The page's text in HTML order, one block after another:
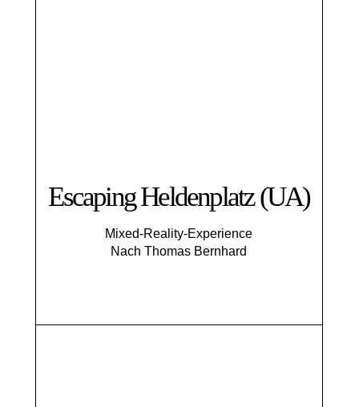
Escaping Helden­platz (UA)
Mixed-Reality-Experience
Nach Thomas Bernhard